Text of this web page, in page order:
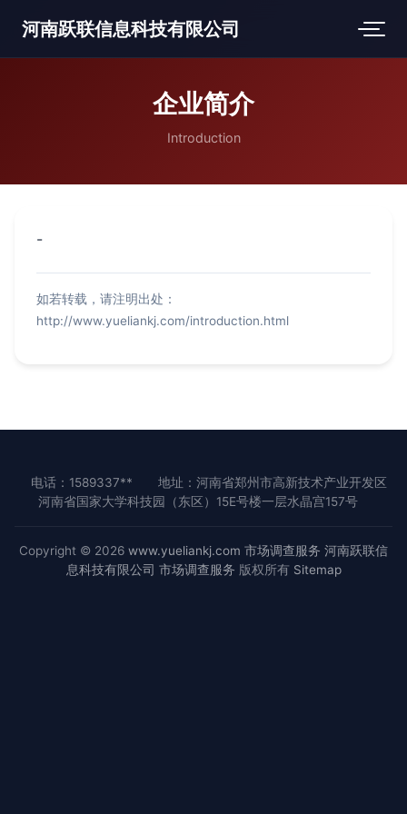
河南跃联信息科技有限公司
企业简介
Introduction
-
如若转载，请注明出处：
http://www.yueliankj.com/introduction.html
电话：1589337**
地址：河南省郑州市高新技术产业开发区
河南省国家大学科技园（东区）15E号楼一层水晶宫157号
Copyright © 2026 www.yueliankj.com 市场调查服务 河南跃联信
息科技有限公司 市场调查服务 版权所有 Sitemap